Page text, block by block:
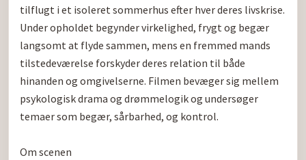
tilflugt i et isoleret sommerhus efter hver deres livskrise.
Under opholdet begynder virkelighed, frygt og begær
langsomt at flyde sammen, mens en fremmed mands
tilstedeværelse forskyder deres relation til både
hinanden og omgivelserne. Filmen bevæger sig mellem
psykologisk drama og drømmelogik og undersøger
temaer som begær, sårbarhed, og kontrol.
Om scenen